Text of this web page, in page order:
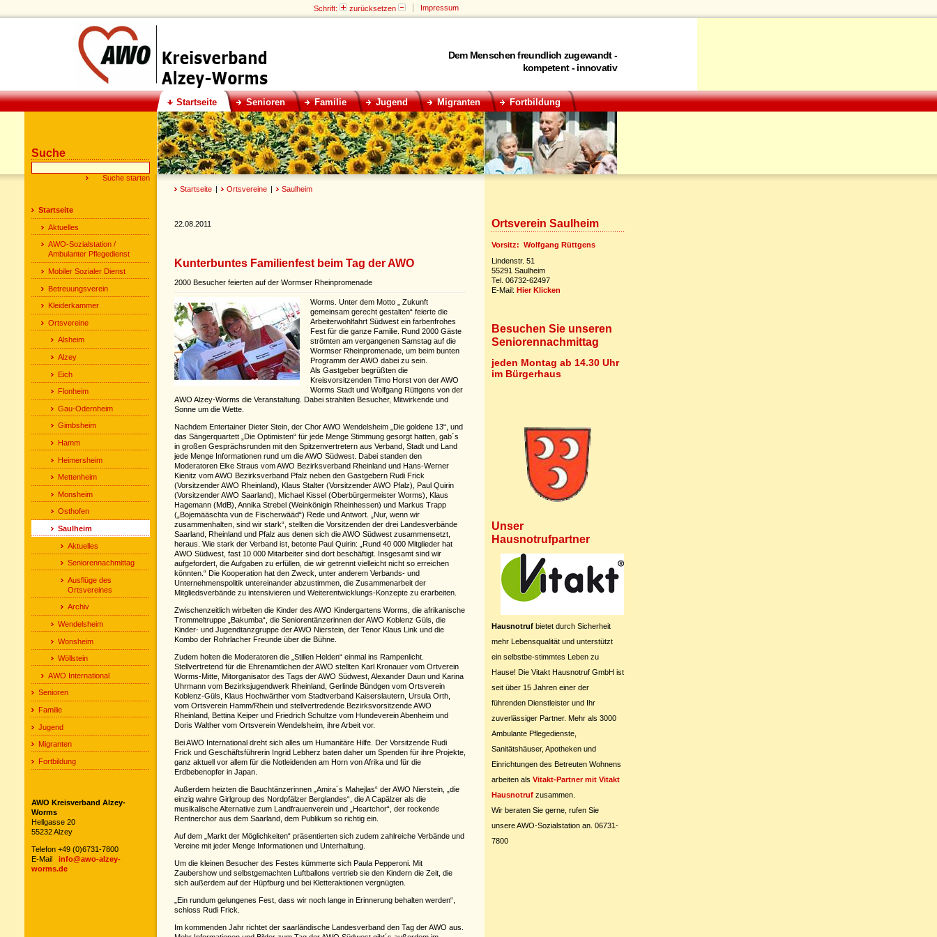
Startseite | Ortsvereine | Saulheim
22.08.2011
Kunterbuntes Familienfest beim Tag der AWO
2000 Besucher feierten auf der Wormser Rheinpromenade
Worms. Unter dem Motto „ Zukunft
gemeinsam gerecht gestalten“ feierte die
Arbeiterwohlfahrt Südwest ein farbenfrohes
Fest für die ganze Familie. Rund 2000 Gäste
strömten am vergangenen Samstag auf die
Wormser Rheinpromenade, um beim bunten
Programm der AWO dabei zu sein.
Als Gastgeber begrüßten die
Kreisvorsitzenden Timo Horst von der AWO
Worms Stadt und Wolfgang Rüttgens von der
AWO Alzey-Worms die Veranstaltung. Dabei strahlten Besucher, Mitwirkende und
Sonne um die Wette.
Nachdem Entertainer Dieter Stein, der Chor AWO Wendelsheim „Die goldene 13“, und
das Sängerquartett „Die Optimisten“ für jede Menge Stimmung gesorgt hatten, gab´s
in großen Gesprächsrunden mit den Spitzenvertretern aus Verband, Stadt und Land
jede Menge Informationen rund um die AWO Südwest. Dabei standen den
Moderatoren Elke Straus vom AWO Bezirksverband Rheinland und Hans-Werner
Kienitz vom AWO Bezirksverband Pfalz neben den Gastgebern Rudi Frick
(Vorsitzender AWO Rheinland), Klaus Stalter (Vorsitzender AWO Pfalz), Paul Quirin
(Vorsitzender AWO Saarland), Michael Kissel (Oberbürgermeister Worms), Klaus
Hagemann (MdB), Annika Strebel (Weinkönigin Rheinhessen) und Markus Trapp
(„Bojemääschta vun de Fischerwääd“) Rede und Antwort. „Nur, wenn wir
zusammenhalten, sind wir stark“, stellten die Vorsitzenden der drei Landesverbände
Saarland, Rheinland und Pfalz aus denen sich die AWO Südwest zusammensetzt,
heraus. Wie stark der Verband ist, betonte Paul Quirin: „Rund 40 000 Mitglieder hat
AWO Südwest, fast 10 000 Mitarbeiter sind dort beschäftigt. Insgesamt sind wir
aufgefordert, die Aufgaben zu erfüllen, die wir getrennt vielleicht nicht so erreichen
könnten.“ Die Kooperation hat den Zweck, unter anderem Verbands- und
Unternehmenspolitik untereinander abzustimmen, die Zusammenarbeit der
Mitgliedsverbände zu intensivieren und Weiterentwicklungs-Konzepte zu erarbeiten.
Zwischenzeitlich wirbelten die Kinder des AWO Kindergartens Worms, die afrikanische
Trommeltruppe „Bakumba“, die Seniorentänzerinnen der AWO Koblenz Güls, die
Kinder- und Jugendtanzgruppe der AWO Nierstein, der Tenor Klaus Link und die
Kombo der Rohrlacher Freunde über die Bühne.
Zudem holten die Moderatoren die „Stillen Helden“ einmal ins Rampenlicht.
Stellvertretend für die Ehrenamtlichen der AWO stellten Karl Kronauer vom Ortverein
Worms-Mitte, Mitorganisator des Tags der AWO Südwest, Alexander Daun und Karina
Uhrmann vom Bezirksjugendwerk Rheinland, Gerlinde Bündgen vom Ortsverein
Koblenz-Güls, Klaus Hochwärther vom Stadtverband Kaiserslautern, Ursula Orth,
vom Ortsverein Hamm/Rhein und stellvertredende Bezirksvorsitzende AWO
Rheinland, Bettina Keiper und Friedrich Schultze vom Hundeverein Abenheim und
Doris Walther vom Ortsverein Wendelsheim, ihre Arbeit vor.
Bei AWO International dreht sich alles um Humanitäre Hilfe. Der Vorsitzende Rudi
Frick und Geschäftsführerin Ingrid Lebherz baten daher um Spenden für ihre Projekte,
ganz aktuell vor allem für die Notleidenden am Horn von Afrika und für die
Erdbebenopfer in Japan.
Außerdem heizten die Bauchtänzerinnen „Amira´s Mahejlas“ der AWO Nierstein, „die
einzig wahre Girlgroup des Nordpfälzer Berglandes“, die A Capälzer als die
musikalische Alternative zum Landfrauenverein und „Heartchor“, der rockende
Rentnerchor aus dem Saarland, dem Publikum so richtig ein.
Auf dem „Markt der Möglichkeiten“ präsentierten sich zudem zahlreiche Verbände und
Vereine mit jeder Menge Informationen und Unterhaltung.
Um die kleinen Besucher des Festes kümmerte sich Paula Pepperoni. Mit
Zaubershow und selbstgemachten Luftballons vertrieb sie den Kindern die Zeit, die
sich außerdem auf der Hüpfburg und bei Kletteraktionen vergnügten.
„Ein rundum gelungenes Fest, dass wir noch lange in Erinnerung behalten werden“,
schloss Rudi Frick.
Im kommenden Jahr richtet der saarländische Landesverband den Tag der AWO aus.
Ortsverein Saulheim
Vorsitz: Wolfgang Rüttgens
Lindenstr. 51
55291 Saulheim
Tel. 06732-62497
E-Mail: Hier Klicken
Besuchen Sie unseren
Seniorennachmittag
jeden Montag ab 14.30 Uhr
im Bürgerhaus
Unser
Hausnotrufpartner
Hausnotruf bietet durch Sicherheit
mehr Lebensqualität und unterstützt
ein selbstbe-stimmtes Leben zu
Hause! Die Vitakt Hausnotruf GmbH ist
seit über 15 Jahren einer der
führenden Dienstleister und Ihr
zuverlässiger Partner. Mehr als 3000
Ambulante Pflegedienste,
Sanitätshäuser, Apotheken und
Einrichtungen des Betreuten Wohnens
arbeiten als Vitakt-Partner mit Vitakt
Hausnotruf zusammen.
Wir beraten Sie gerne, rufen Sie
unsere AWO-Sozialstation an. 06731-
7800
Suche
Startseite
Aktuelles
AWO-Sozialstation /
Ambulanter Pflegedienst
Mobiler Sozialer Dienst
Betreuungsverein
Kleiderkammer
Ortsvereine
Alsheim
Alzey
Eich
Flonheim
Gau-Odernheim
Gimbsheim
Hamm
Heimersheim
Mettenheim
Monsheim
Osthofen
Saulheim
Aktuelles
Seniorennachmittag
Ausflüge des
Ortsvereines
Archiv
Wendelsheim
Wonsheim
Wöllstein
AWO International
Senioren
Familie
Jugend
Migranten
Fortbildung
AWO Kreisverband Alzey-
Worms
Hellgasse 20
55232 Alzey
Telefon +49 (0)6731-7800
E-Mail info@awo-alzey-
worms.de
Schrift: zurücksetzen Impressum
Dem Menschen freundlich zugewandt -
kompetent - innovativ
Startseite Senioren Familie Jugend Migranten Fortbildung